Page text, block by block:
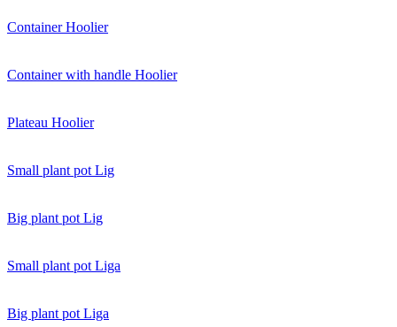
Container Hoolier
Container with handle Hoolier
Plateau Hoolier
Small plant pot Lig
Big plant pot Lig
Small plant pot Liga
Big plant pot Liga